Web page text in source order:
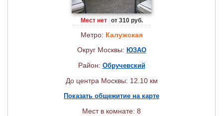
Мест нет от 310 руб.
Метро: Калужская
Округ Москвы: ЮЗАО
Район: Обручевский
До центра Москвы: 12.10 км
Показать общежитие на карте
Мест в комнате: 8